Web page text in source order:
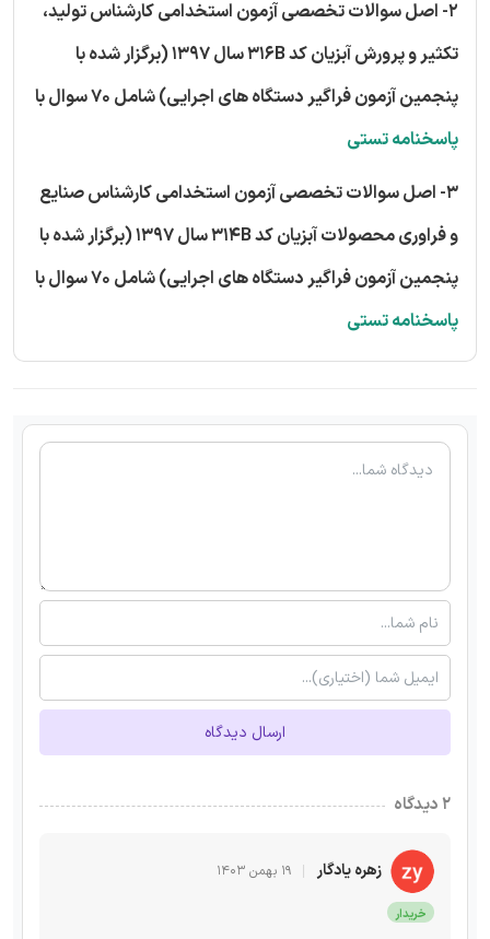
2- اصل سوالات تخصصی آزمون استخدامی کارشناس تولید،
تکثیر و پرورش آبزیان کد 316B سال 1397 (برگزار شده با
پنجمین آزمون فراگیر دستگاه های اجرایی) شامل 70 سوال با
پاسخنامه تستی
3- اصل سوالات تخصصی آزمون استخدامی کارشناس صنایع
و فراوری محصولات آبزیان کد 314B سال 1397 (برگزار شده با
پنجمین آزمون فراگیر دستگاه های اجرایی) شامل 70 سوال با
پاسخنامه تستی
ارسال دیدگاه
۲ دیدگاه
زهره یادگار ۱۹ بهمن ۱۴۰۳
خریدار